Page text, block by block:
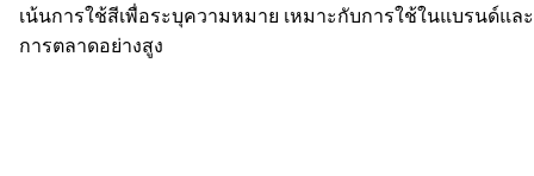
เน้นการใช้สีเพื่อระบุความหมาย เหมาะกับการใช้ในแบรนด์และ
การตลาดอย่างสูง